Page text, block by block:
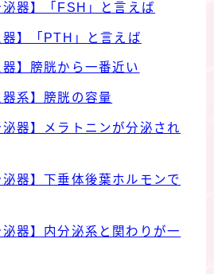
器】「FSH」と言えば
】「PTH」と言えば
】膀胱から一番近い
系】膀胱の容量
器】メラトニンが分泌され
器】下垂体後葉ホルモンで
器】内分泌系と関わりが一